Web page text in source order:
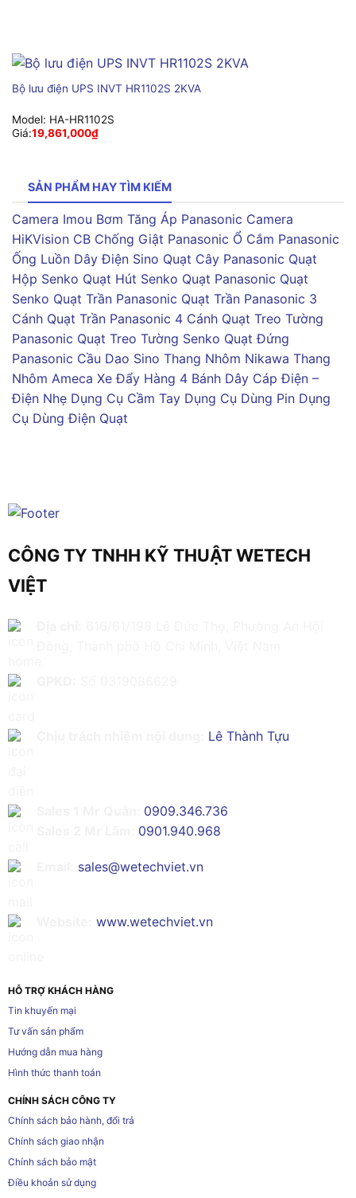
Bộ lưu điện UPS INVT HR1102S 2KVA
Model: HA-HR1102S
Giá:19,861,000₫
SẢN PHẨM HAY TÌM KIẾM
Camera Imou Bơm Tăng Áp Panasonic Camera
HiKVision CB Chống Giật Panasonic Ổ Cắm Panasonic
Ống Luồn Dây Điện Sino Quạt Cây Panasonic Quạt
Hộp Senko Quạt Hút Senko Quạt Panasonic Quạt
Senko Quạt Trần Panasonic Quạt Trần Panasonic 3
Cánh Quạt Trần Panasonic 4 Cánh Quạt Treo Tường
Panasonic Quạt Treo Tường Senko Quạt Đứng
Panasonic Cầu Dao Sino Thang Nhôm Nikawa Thang
Nhôm Ameca Xe Đẩy Hàng 4 Bánh Dây Cáp Điện –
Điện Nhẹ Dụng Cụ Cầm Tay Dụng Cụ Dùng Pin Dụng
Cụ Dùng Điện Quạt
CÔNG TY TNHH KỸ THUẬT WETECH
VIỆT
Lê Thành Tựu
0909.346.736
0901.940.968
sales@wetechviet.vn
www.wetechviet.vn
HỖ TRỢ KHÁCH HÀNG
Tin khuyến mại
Tư vấn sản phẩm
Hướng dẫn mua hàng
Hình thức thanh toán
CHÍNH SÁCH CÔNG TY
Chính sách bảo hành, đổi trả
Chính sách giao nhận
Chính sách bảo mật
Điều khoản sử dụng